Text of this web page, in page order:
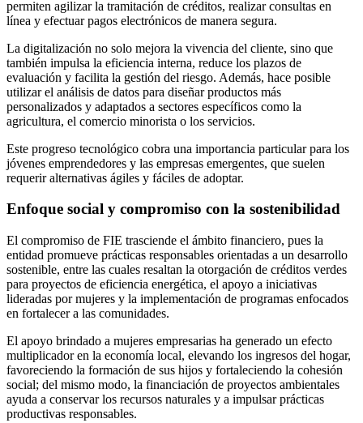
permiten agilizar la tramitación de créditos, realizar consultas en
línea y efectuar pagos electrónicos de manera segura.
La digitalización no solo mejora la vivencia del cliente, sino que
también impulsa la eficiencia interna, reduce los plazos de
evaluación y facilita la gestión del riesgo. Además, hace posible
utilizar el análisis de datos para diseñar productos más
personalizados y adaptados a sectores específicos como la
agricultura, el comercio minorista o los servicios.
Este progreso tecnológico cobra una importancia particular para los
jóvenes emprendedores y las empresas emergentes, que suelen
requerir alternativas ágiles y fáciles de adoptar.
Enfoque social y compromiso con la sostenibilidad
El compromiso de FIE trasciende el ámbito financiero, pues la
entidad promueve prácticas responsables orientadas a un desarrollo
sostenible, entre las cuales resaltan la otorgación de créditos verdes
para proyectos de eficiencia energética, el apoyo a iniciativas
lideradas por mujeres y la implementación de programas enfocados
en fortalecer a las comunidades.
El apoyo brindado a mujeres empresarias ha generado un efecto
multiplicador en la economía local, elevando los ingresos del hogar,
favoreciendo la formación de sus hijos y fortaleciendo la cohesión
social; del mismo modo, la financiación de proyectos ambientales
ayuda a conservar los recursos naturales y a impulsar prácticas
productivas responsables.